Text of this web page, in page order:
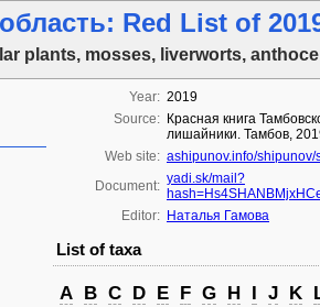
Red List of
plants, mosses, liverworts,
Year: 2019
Source: Красная книга
лишайники. Тамбов,
Web site: ashipunov.info/
Document: yadi.sk/mail?
Editor: Наталья Гамова
List of taxa
A B C D E F G H I J K